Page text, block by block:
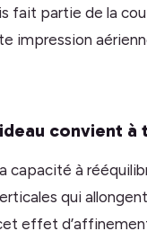
fait partie de la
impression
convient à
à
qui
effet